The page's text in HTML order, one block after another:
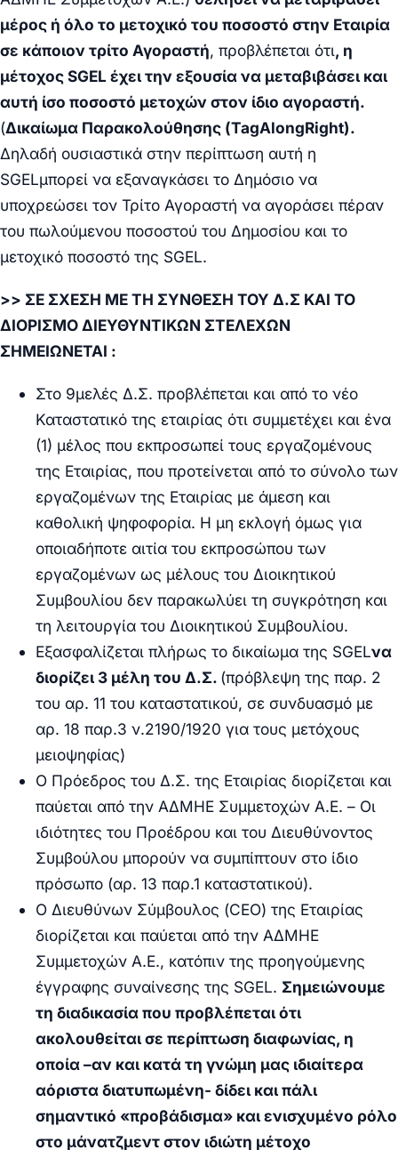
μέρος ή όλο το μετοχικό του ποσοστό στην Εταιρία
σε κάποιον τρίτο Αγοραστή, προβλέπεται ότι, η
μέτοχοςSGELέχει την εξουσία να μεταβιβάσει και
αυτή ίσο ποσοστό μετοχών στον ίδιο αγοραστή.
(Δικαίωμα Παρακολούθησης (TagAlongRight).
Δηλαδή ουσιαστικά στην περίπτωση αυτή η
SGELμπορεί να εξαναγκάσει το Δημόσιο να
υποχρεώσει τον Τρίτο Αγοραστή να αγοράσει πέραν
του πωλούμενου ποσοστού του Δημοσίου και το
μετοχικό ποσοστό της SGEL.
>> ΣΕ ΣΧΕΣΗ ΜΕ ΤΗ ΣΥΝΘΕΣΗ ΤΟΥ Δ.Σ ΚΑΙ ΤΟ
ΔΙΟΡΙΣΜΟ ΔΙΕΥΘΥΝΤΙΚΩΝ ΣΤΕΛΕΧΩΝ
ΣΗΜΕΙΩΝΕΤΑΙ :
Στο 9μελές Δ.Σ. προβλέπεται και από το νέο
Καταστατικό της εταιρίας ότι συμμετέχει και ένα
(1) μέλος που εκπροσωπεί τους εργαζομένους
της Εταιρίας, που προτείνεται από το σύνολο των
εργαζομένων της Εταιρίας με άμεση και
καθολική ψηφοφορία. Η μη εκλογή όμως για
οποιαδήποτε αιτία του εκπροσώπου των
εργαζομένων ως μέλους του Διοικητικού
Συμβουλίου δεν παρακωλύει τη συγκρότηση και
τη λειτουργία του Διοικητικού Συμβουλίου.
Εξασφαλίζεται πλήρως το δικαίωμα της SGELνα
διορίζει 3 μέλη του Δ.Σ. (πρόβλεψη της παρ. 2
του αρ. 11 του καταστατικού, σε συνδυασμό με
αρ. 18 παρ.3 ν.2190/1920 για τους μετόχους
μειοψηφίας)
Ο Πρόεδρος του Δ.Σ. της Εταιρίας διορίζεται και
παύεται από την ΑΔΜΗΕ Συμμετοχών Α.Ε. – Οι
ιδιότητες του Προέδρου και του Διευθύνοντος
Συμβούλου μπορούν να συμπίπτουν στο ίδιο
πρόσωπο (αρ. 13 παρ.1 καταστατικού).
Ο Διευθύνων Σύμβουλος (CEO) της Εταιρίας
διορίζεται και παύεται από την ΑΔΜΗΕ
Συμμετοχών Α.Ε., κατόπιν της προηγούμενης
έγγραφης συναίνεσης της SGEL. Σημειώνουμε
τη διαδικασία που προβλέπεται ότι
ακολουθείται σε περίπτωση διαφωνίας, η
οποία –αν και κατά τη γνώμη μας ιδιαίτερα
αόριστα διατυπωμένη- δίδει και πάλι
σημαντικό «προβάδισμα» και ενισχυμένο ρόλο
στο μάνατζμεντ στον ιδιώτη μέτοχο